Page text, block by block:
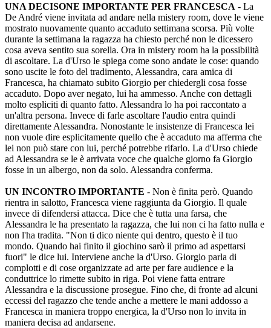
UNA DECISONE IMPORTANTE PER FRANCESCA - La
De André viene invitata ad andare nella mistery room, dove le viene
mostrato nuovamente quanto accaduto settimana scorsa. Più volte
durante la settimana la ragazza ha chiesto perché non le dicessero
cosa aveva sentito sua sorella. Ora in mistery room ha la possibilità
di ascoltare. La d'Urso le spiega come sono andate le cose: quando
sono uscite le foto del tradimento, Alessandra, cara amica di
Francesca, ha chiamato subito Giorgio per chiedergli cosa fosse
accaduto. Dopo aver negato, lui ha ammesso. Anche con dettagli
molto espliciti di quanto fatto. Alessandra lo ha poi raccontato a
un'altra persona. Invece di farle ascoltare l'audio entra quindi
direttamente Alessandra. Nonostante le insistenze di Francesca lei
non vuole dire esplicitamente quello che è accaduto ma afferma che
lei non può stare con lui, perché potrebbe rifarlo. La d'Urso chiede
ad Alessandra se le è arrivata voce che qualche giorno fa Giorgio
fosse in un albergo, non da solo. Alessandra conferma.
UN INCONTRO IMPORTANTE - Non è finita però. Quando
rientra in salotto, Francesca viene raggiunta da Giorgio. Il quale
invece di difendersi attacca. Dice che è tutta una farsa, che
Alessandra le ha presentato la ragazza, che lui non ci ha fatto nulla e
non l'ha tradita. "Non ti dico niente qui dentro, questo è il tuo
mondo. Quando hai finito il giochino sarò il primo ad aspettarsi
fuori" le dice lui. Interviene anche la d'Urso. Giorgio parla di
complotti e di cose organizzate ad arte per fare audience e la
conduttrice lo rimette subito in riga. Poi viene fatta entrare
Alessandra e la discussione prosegue. Fino che, di fronte ad alcuni
eccessi del ragazzo che tende anche a mettere le mani addosso a
Francesca in maniera troppo energica, la d'Urso non lo invita in
maniera decisa ad andarsene.